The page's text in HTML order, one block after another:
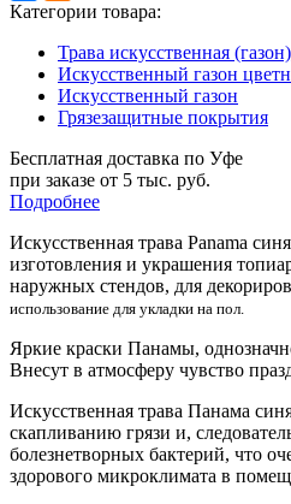
Категории товара:
Трава искусственная
Искусственный газон
Искусственный газон
Грязезащитные покрытия
Бесплатная доставка по Уфе
при заказе от 5 тыс. руб.
Подробнее
Искусственная трава Panama
изготовления и украшения
наружных стендов, для
использование для укладки на пол.
Яркие краски Панамы,
Внесут в атмосферу чувство
Искусственная трава Панама
скапливанию грязи и,
болезнетворных бактерий, что
здорового микроклимата в